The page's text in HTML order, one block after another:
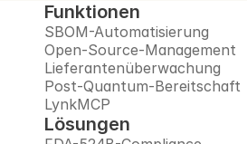
Funktionen
SBOM-Automatisierung
Open-Source-Management
Lieferantenüberwachung
Post-Quantum-Bereitschaft
LynkMCP
Lösungen